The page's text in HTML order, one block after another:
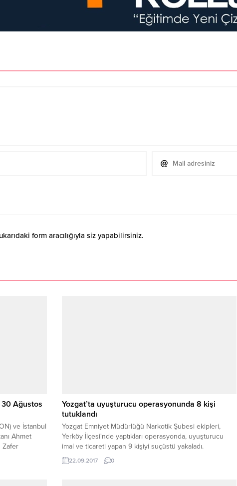
form aracılığıyla siz yapabilirsiniz.
30 Ağustos
ve İstanbul
Ahmet
Zafer
Yozgat’ta uyuşturucu operasyonunda 8 kişi
tutuklandı
Yozgat Emniyet Müdürlüğü Narkotik Şubesi ekipleri,
Yerköy İlçesi'nde yaptıkları operasyonda, uyuşturucu
imal ve ticareti yapan 9 kişiyi suçüstü yakaladı.
Şüphelilerden 8'i tutuklanarak cezaevine gönderildi, bir
kişi ise adli kontrol ile serbest bırakıldı.
22.09.2017 0